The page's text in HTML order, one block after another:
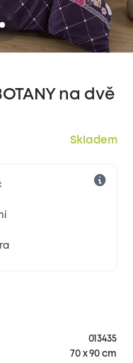
na dvě
Skladem
013435
70 x 90 cm